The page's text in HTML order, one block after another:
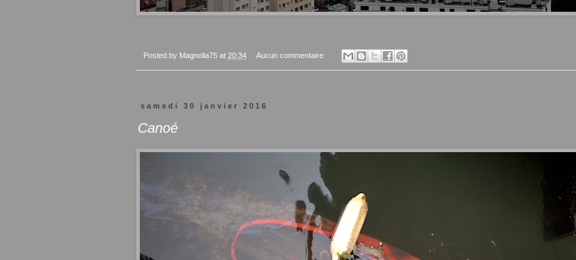
Posted by Magnolia75 at 20:34 Aucun commentaire:
samedi 30 janvier 2016
Canoé